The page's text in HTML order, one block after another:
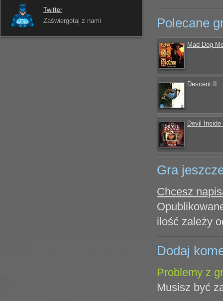
Twitter
Zaświergotaj z nami
Polecane
Mad Dog
Descent II
Devil
Gra
Chcesz
ilość zależy
Dodaj
Problemy z
Musisz być